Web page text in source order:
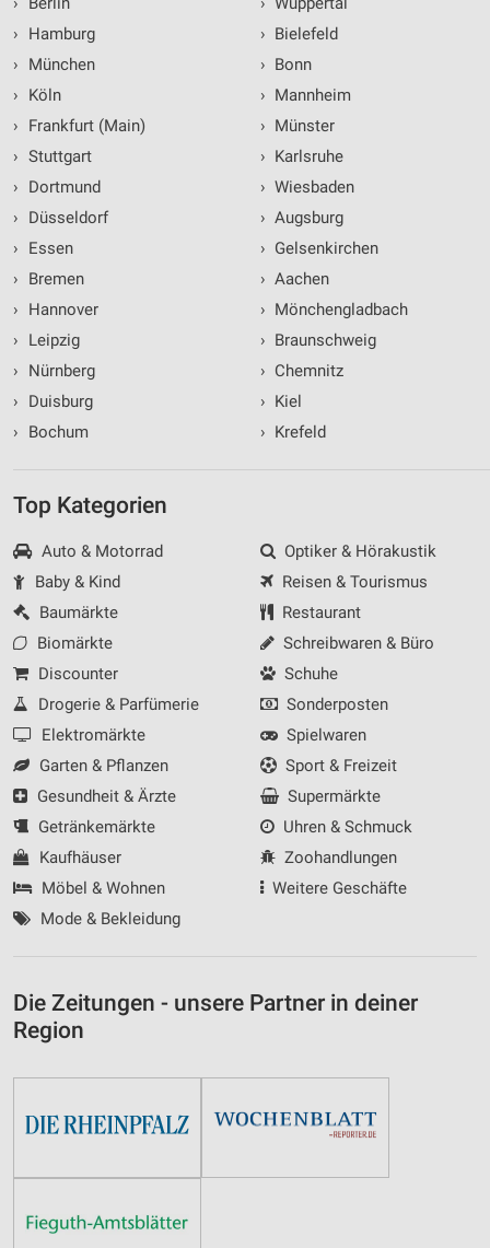
›
Hamburg
›
München
›
Köln
›
Frankfurt (Main)
› Stuttgart
›
Dortmund
›
Düsseldorf
›
Essen
›
Bremen
›
Hannover
›
Leipzig
›
Nürnberg
›
Duisburg
›
Bochum
› Bielefeld
› Bonn
› Mannheim
› Münster
› Karlsruhe
› Wiesbaden
› Augsburg
› Gelsenkirchen
› Aachen
› Mönchengladbach
› Braunschweig
› Chemnitz
› Kiel
› Krefeld
Top Kategorien
Auto & Motorrad
Baby & Kind
Baumärkte
Biomärkte
Discounter
Drogerie & Parfümerie
Elektromärkte
Garten & Pflanzen
Gesundheit & Ärzte
Getränkemärkte
Kaufhäuser
Möbel & Wohnen
Mode & Bekleidung
Optiker & Hörakustik
Reisen & Tourismus
Restaurant
Schreibwaren & Büro
Schuhe
Sonderposten
Spielwaren
Sport & Freizeit
Supermärkte
Uhren & Schmuck
Zoohandlungen
Weitere Geschäfte
Die Zeitungen - unsere Partner in deiner
Region